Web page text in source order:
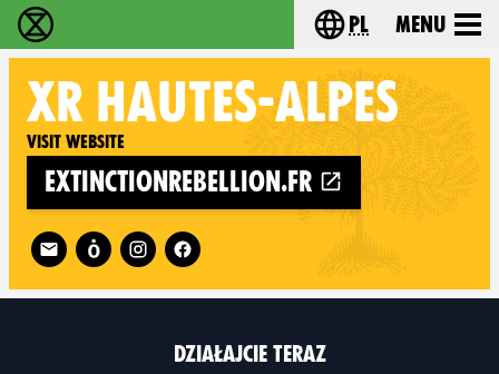
Extinction Rebellion - Home Choose your
pl Menu
XR HAUTES-ALPES
Visit website
extinctionrebellion.fr
Follow XR Hautes-Alpes on
DZIAŁAJCIE TERAZ